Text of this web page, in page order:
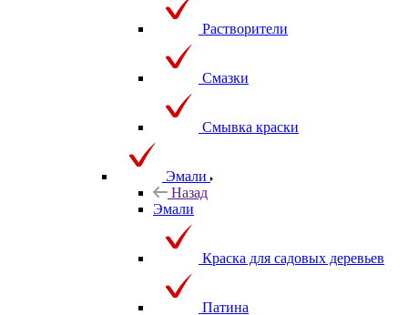
Растворители
Смазки
Смывка краски
Эмали
Назад
Эмали
Краска для садовых деревьев
Патина